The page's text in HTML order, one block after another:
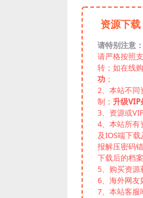
资源下载
请特别注意：
请严格按照
转；如在线
功 ；
2、本站不同
制； 升级VIP
3、资源或
4、本站所有
及IOS端下
报解压密码
下载后的档
5、购买资源
6、海外网友
7、本站客服